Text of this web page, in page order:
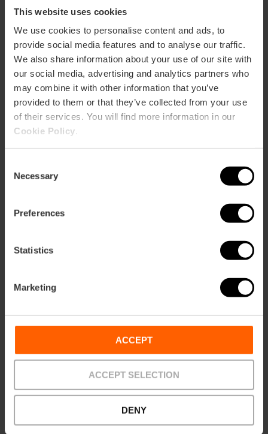
This website uses cookies
We use cookies to personalise content and ads, to
provide social media features and to analyse our traffic.
We also share information about your use of our site with
our social media, advertising and analytics partners who
may combine it with other information that you’ve
provided to them or that they’ve collected from your use
of their services. You will find more information in our
Cookie Policy
Selection
Necessary
Preferences
Statistics
Marketing
ACCEPT
ACCEPT SELECTION
DENY
VLC Tourist Card Rabattinfo
Kundenrezensionen
SIE KÖNNEN AUCH MÖGEN